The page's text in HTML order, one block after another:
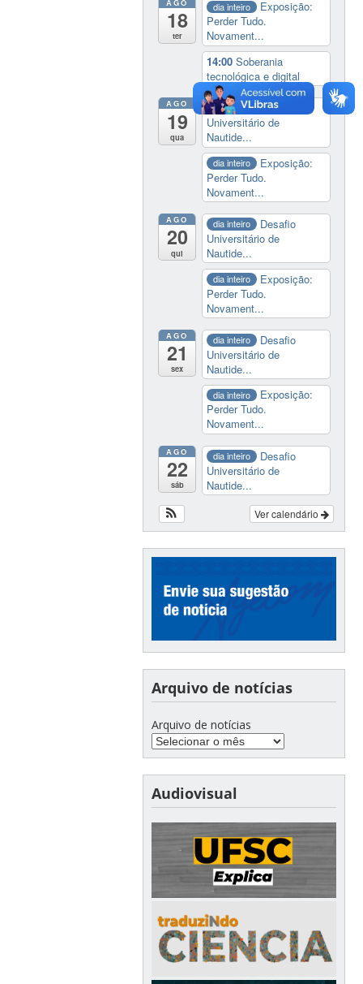
18
ter
dia inteiro
Exposição:
Perder Tudo.
Novament...
14:00Soberania
tecnológica e digital
AGO
19
qua
dia inteiro
Desafio
Universitário de
Nautide...
dia inteiro
Exposição:
Perder Tudo.
Novament...
AGO
20
qui
dia inteiro
Desafio
Universitário de
Nautide...
dia inteiro
Exposição:
Perder Tudo.
Novament...
AGO
21
sex
dia inteiro
Desafio
Universitário de
Nautide...
dia inteiro
Exposição:
Perder Tudo.
Novament...
AGO
22
sáb
dia inteiro
Desafio
Universitário de
Nautide...
Ver calendário
Arquivo de notícias
Arquivo de notícias
Audiovisual